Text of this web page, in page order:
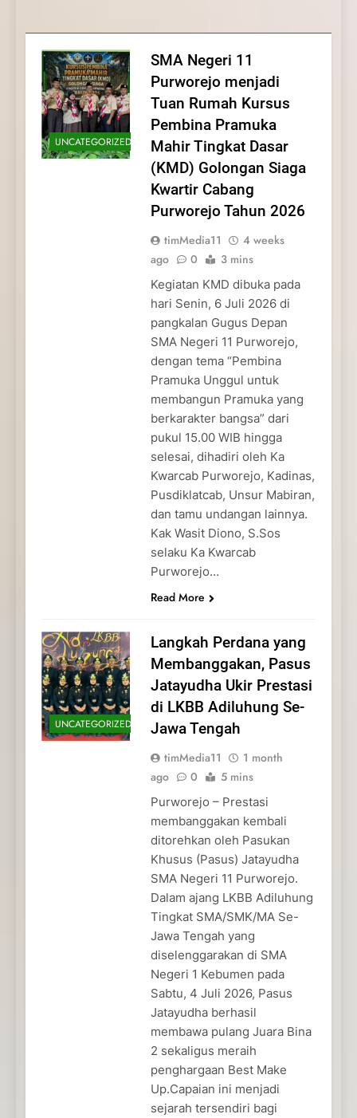
dan Pengabdian Generasi
Pramuka
Pramuka
Kepedulian
UNCATEGORIZED
SMA Negeri 11
Purworejo menjadi
Tuan Rumah Kursus
Pembina Pramuka
Mahir Tingkat Dasar
(KMD) Golongan Siaga
Kwartir Cabang
Purworejo Tahun 2026
timMedia11
4 weeks
ago
0 3 mins
Kegiatan KMD dibuka pada
hari Senin, 6 Juli 2026 di
pangkalan Gugus Depan
SMA Negeri 11 Purworejo,
dengan tema “Pembina
Pramuka Unggul untuk
membangun Pramuka yang
berkarakter bangsa” dari
pukul 15.00 WIB hingga
selesai, dihadiri oleh Ka
Kwarcab Purworejo, Kadinas,
Pusdiklatcab, Unsur Mabiran,
dan tamu undangan lainnya.
Kak Wasit Diono, S.Sos
selaku Ka Kwarcab
Purworejo…
Read More
UNCATEGORIZED
Langkah Perdana yang
Membanggakan, Pasus
Jatayudha Ukir Prestasi
di LKBB Adiluhung Se-
Jawa Tengah
timMedia11
1 month
ago
0 5 mins
Purworejo – Prestasi
membanggakan kembali
ditorehkan oleh Pasukan
Khusus (Pasus) Jatayudha
SMA Negeri 11 Purworejo.
Dalam ajang LKBB Adiluhung
Tingkat SMA/SMK/MA Se-
Jawa Tengah yang
diselenggarakan di SMA
Negeri 1 Kebumen pada
Sabtu, 4 Juli 2026, Pasus
Jatayudha berhasil
membawa pulang Juara Bina
2 sekaligus meraih
penghargaan Best Make
Up.Capaian ini menjadi
sejarah tersendiri bagi